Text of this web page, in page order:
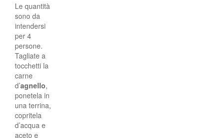
Le quantità
sono da
intendersi
per 4
persone.
Tagliate a
tocchetti la
carne
d’agnello,
ponetela in
una terrina,
copritela
d’acqua e
aceto e